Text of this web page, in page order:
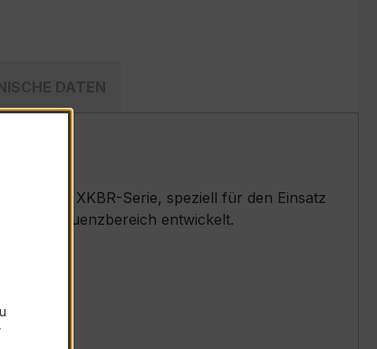
DATEN
XKBR-Serie, speziell für den Einsatz
Frequenzbereich entwickelt.